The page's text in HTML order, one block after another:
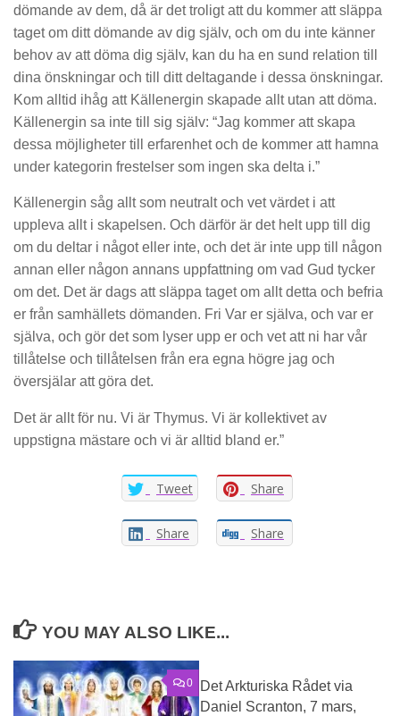
dömande av dem, då är det troligt att du kommer att släppa
taget om ditt dömande av dig själv, och om du inte känner
behov av att döma dig själv, kan du ha en sund relation till
dina önskningar och till ditt deltagande i dessa önskningar.
Kom alltid ihåg att Källenergin skapade allt utan att döma.
Källenergin sa inte till sig själv: “Jag kommer att skapa
dessa möjligheter till erfarenhet och de kommer att hamna
under kategorin frestelser som ingen ska delta i.”
Källenergin såg allt som neutralt och vet värdet i att
uppleva allt i skapelsen. Och därför är det helt upp till dig
om du deltar i något eller inte, och det är inte upp till någon
annan eller någon annans uppfattning om vad Gud tycker
om det. Det är dags att släppa taget om allt detta och befria
er från samhällets dömanden. Fri Var er själva, och var er
själva, och gör det som lyser upp er och vet att ni har vår
tillåtelse och tillåtelsen från era egna högre jag och
översjälar att göra det.
Det är allt för nu. Vi är Thymus. Vi är kollektivet av
uppstigna mästare och vi är alltid bland er.”
Tweet Share
Share Share
YOU MAY ALSO LIKE...
0
Det Arkturiska Rådet via
Daniel Scranton, 7 mars,